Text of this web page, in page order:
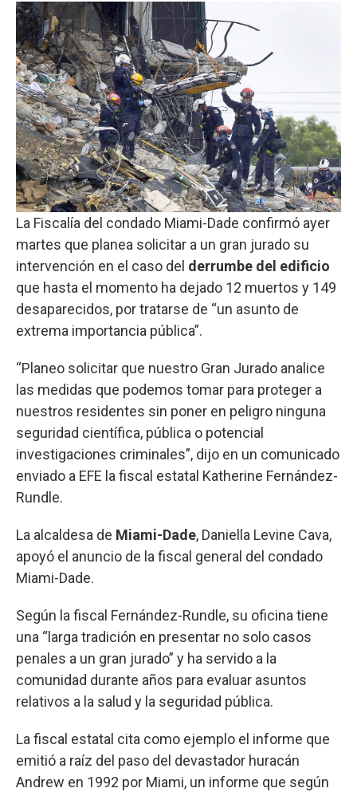
La Fiscalía del condado Miami-Dade confirmó ayer
martes que planea solicitar a un gran jurado su
intervención en el caso del derrumbe del edificio
que hasta el momento ha dejado 12 muertos y 149
desaparecidos, por tratarse de “un asunto de
extrema importancia pública”.
“Planeo solicitar que nuestro Gran Jurado analice
las medidas que podemos tomar para proteger a
nuestros residentes sin poner en peligro ninguna
seguridad científica, pública o potencial
investigaciones criminales”, dijo en un comunicado
enviado a EFE la fiscal estatal Katherine Fernández-
Rundle.
La alcaldesa de Miami-Dade, Daniella Levine Cava,
apoyó el anuncio de la fiscal general del condado
Miami-Dade.
Según la fiscal Fernández-Rundle, su oficina tiene
una “larga tradición en presentar no solo casos
penales a un gran jurado” y ha servido a la
comunidad durante años para evaluar asuntos
relativos a la salud y la seguridad pública.
La fiscal estatal cita como ejemplo el informe que
emitió a raíz del paso del devastador huracán
Andrew en 1992 por Miami, un informe que según